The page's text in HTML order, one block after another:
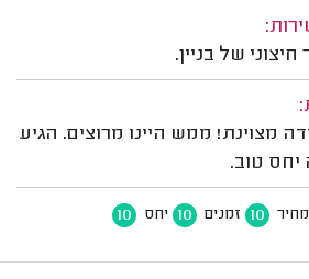
חיצוני של בניין.
מצוינת! ממש היינו מרוצים. הגיע
יחס טוב.
מחיר 10 זמנים 10 יחס 10